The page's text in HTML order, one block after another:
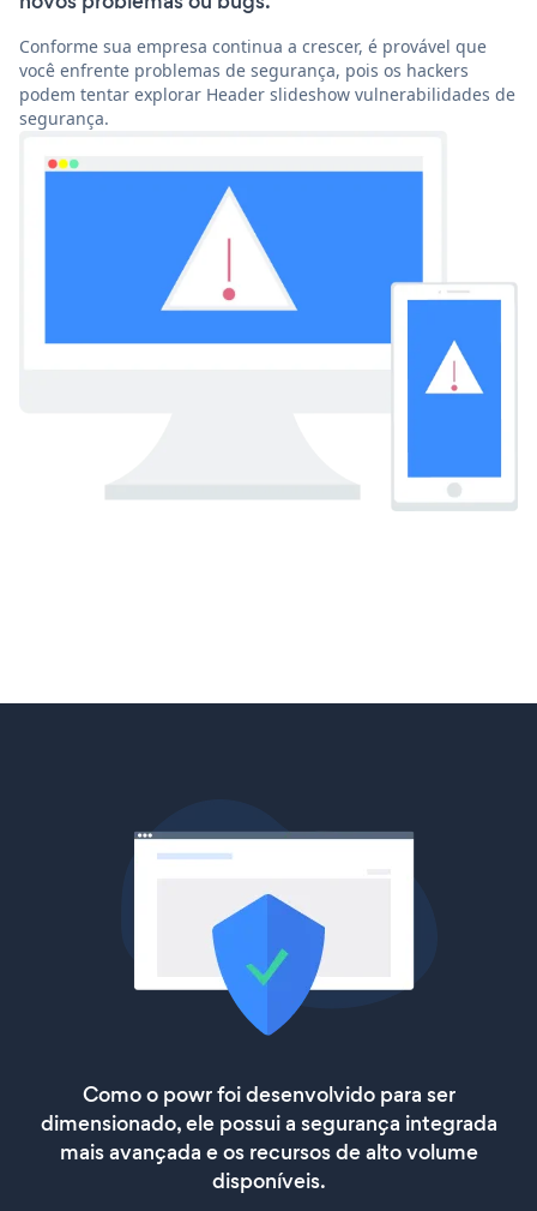
Conforme sua empresa continua a crescer, é provável que
você enfrente problemas de segurança, pois os hackers
podem tentar explorar Header slideshow vulnerabilidades de
segurança.
Como o powr foi desenvolvido para ser
dimensionado, ele possui a segurança integrada
mais avançada e os recursos de alto volume
disponíveis.